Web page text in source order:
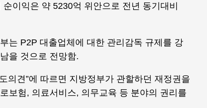
이익은 약 5230억 위안으로 전년 동기대비
는 P2P 대출업체에 대한 관리감독 규제를 강
을 것으로 전망함.
의견”에 따르면 지방정부가 관할하던 재정권을
보험, 의료서비스, 의무교육 등 분야의 권리를